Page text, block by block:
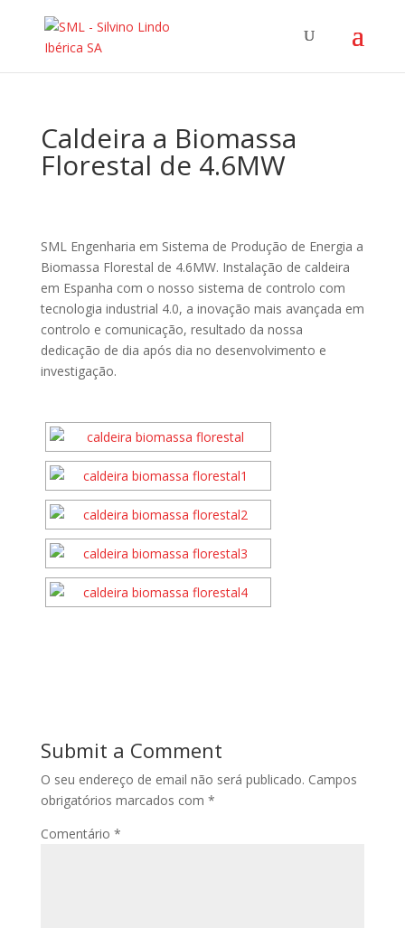
Caldeira a Biomassa
Florestal de 4.6MW
SML Engenharia em Sistema de Produção de Energia a
Biomassa Florestal de 4.6MW. Instalação de caldeira
em Espanha com o nosso sistema de controlo com
tecnologia industrial 4.0, a inovação mais avançada em
controlo e comunicação, resultado da nossa
dedicação de dia após dia no desenvolvimento e
investigação.
Submit a Comment
O seu endereço de email não será publicado. Campos
obrigatórios marcados com *
Comentário *